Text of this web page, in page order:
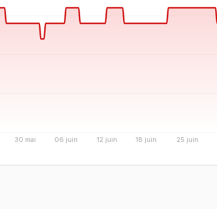
30 mai 06 juin 12 juin 18 juin 25 juin